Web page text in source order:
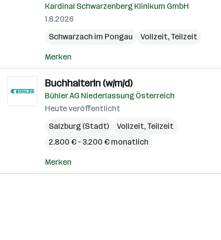
Kardinal Schwarzenberg Klinikum GmbH
1.8.2026
Schwarzach im Pongau
Vollzeit, Teilzeit
Merken
BuchhalterIn (w/m/d)
Bühler AG Niederlassung Österreich
Heute veröffentlicht
Salzburg (Stadt)
Vollzeit, Teilzeit
2.800 € – 3.200 € monatlich
Merken